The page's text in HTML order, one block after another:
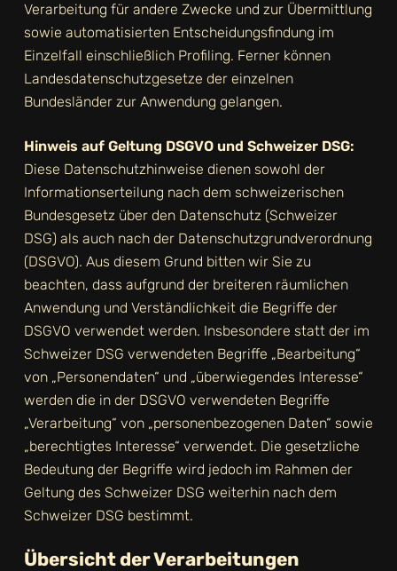
Verarbeitung für andere Zwecke und zur Übermittlung
sowie automatisierten Entscheidungsfindung im
Einzelfall einschließlich Profiling. Ferner können
Landesdatenschutzgesetze der einzelnen
Bundesländer zur Anwendung gelangen.
Hinweis auf Geltung DSGVO und Schweizer DSG:
Diese Datenschutzhinweise dienen sowohl der
Informationserteilung nach dem schweizerischen
Bundesgesetz über den Datenschutz (Schweizer
DSG) als auch nach der Datenschutzgrundverordnung
(DSGVO). Aus diesem Grund bitten wir Sie zu
beachten, dass aufgrund der breiteren räumlichen
Anwendung und Verständlichkeit die Begriffe der
DSGVO verwendet werden. Insbesondere statt der im
Schweizer DSG verwendeten Begriffe „Bearbeitung“
von „Personendaten“ und „überwiegendes Interesse“
werden die in der DSGVO verwendeten Begriffe
„Verarbeitung“ von „personenbezogenen Daten“ sowie
„berechtigtes Interesse“ verwendet. Die gesetzliche
Bedeutung der Begriffe wird jedoch im Rahmen der
Geltung des Schweizer DSG weiterhin nach dem
Schweizer DSG bestimmt.
Übersicht der Verarbeitungen